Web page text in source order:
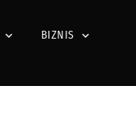
BIZNIS